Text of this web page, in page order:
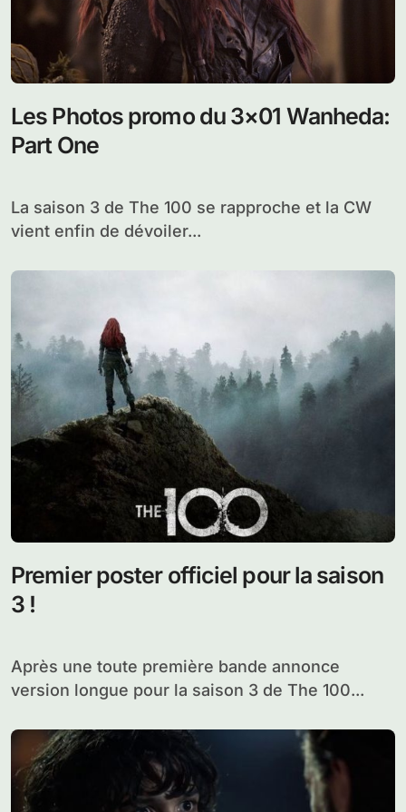
Les Photos promo du 3×01 Wanheda:
Part One
La saison 3 de The 100 se rapproche et la CW
vient enfin de dévoiler...
Premier poster officiel pour la saison
3 !
Après une toute première bande annonce
version longue pour la saison 3 de The 100...